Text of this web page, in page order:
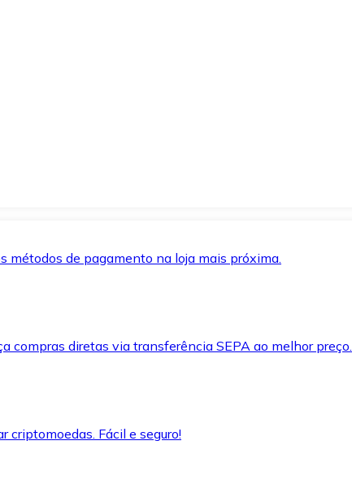
métodos de pagamento na loja mais próxima.
compras diretas via transferência SEPA ao melhor preço.
criptomoedas. Fácil e seguro!